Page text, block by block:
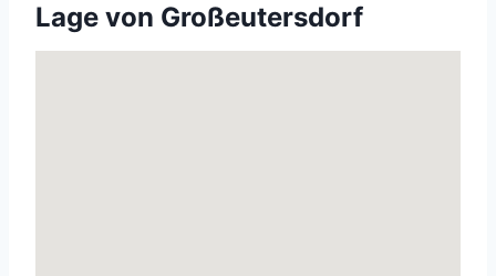
Lage von Großeutersdorf